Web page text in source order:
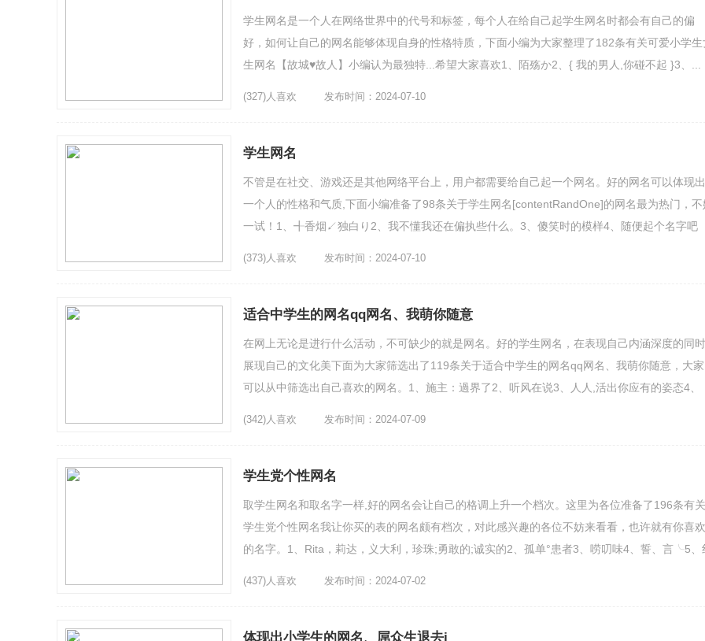
学生网名是一个人在网络世界中的代号和标签，每个人在给自己起学生网名时都会有自己的偏
好，如何让自己的网名能够体现自身的性格特质，下面小编为大家整理了182条有关可爱小学生
生网名【故城♥故人】小编认为最独特...希望大家喜欢1、陌殇か2、{ 我的男人,你碰不起 }3、...
(327)人喜欢 发布时间：2024-07-10
学生网名
不管是在社交、游戏还是其他网络平台上，用户都需要给自己起一个网名。好的网名可以体现出
一个人的性格和气质,下面小编准备了98条关于学生网名[contentRandOne]的网名最为热门，不
一试！1、╉香烟↙独白り2、我不懂我还在偏执些什么。3、傻笑时的模样4、随便起个名字吧
(373)人喜欢 发布时间：2024-07-10
适合中学生的网名qq网名、我萌你随意
在网上无论是进行什么活动，不可缺少的就是网名。好的学生网名，在表现自己内涵深度的同时
展现自己的文化美下面为大家筛选出了119条关于适合中学生的网名qq网名、我萌你随意，大家
可以从中筛选出自己喜欢的网名。1、施主：過界了2、听风在说3、人人,活出你应有的姿态4、
(342)人喜欢 发布时间：2024-07-09
学生党个性网名
取学生网名和取名字一样,好的网名会让自己的格调上升一个档次。这里为各位准备了196条有关
学生党个性网名我让你买的表的网名颇有档次，对此感兴趣的各位不妨来看看，也许就有你喜欢
的名字。1、Rita，莉达，义大利，珍珠;勇敢的;诚实的2、孤单°患者3、唠叨味4、誓、言╰5、
(437)人喜欢 发布时间：2024-07-02
体现出小学生的网名、屌众生退去i